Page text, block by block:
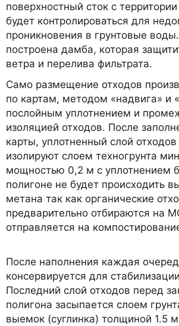
поверхностный сток с
будет контролироваться для
проникновения в грунтовые
построена дамба, которая
ветра и перелива фильтрата.
Само размещение отходов
по картам, методом «надвига» и
послойным уплотнением и
изоляцией отходов. После
карты, уплотненный слой
изолируют слоем техногрунта
мощностью 0,2 м с уплотнением
полигоне не будет происходить
метана так как органические
предварительно отбираются на
отправляется на
После наполнения каждая
консервируется для
Последний слой отходов перед
полигона засыпается слоем
выемок (суглинка) толщиной 1.5